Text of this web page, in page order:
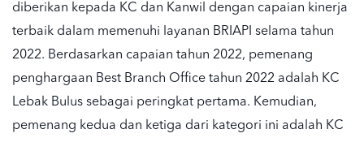
diberikan kepada KC dan Kanwil dengan capaian kinerja
terbaik dalam memenuhi layanan BRIAPI selama tahun
2022. Berdasarkan capaian tahun 2022, pemenang
penghargaan Best Branch Office tahun 2022 adalah KC
Lebak Bulus sebagai peringkat pertama. Kemudian,
pemenang kedua dan ketiga dari kategori ini adalah KC